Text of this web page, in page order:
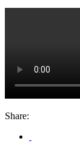
Share: